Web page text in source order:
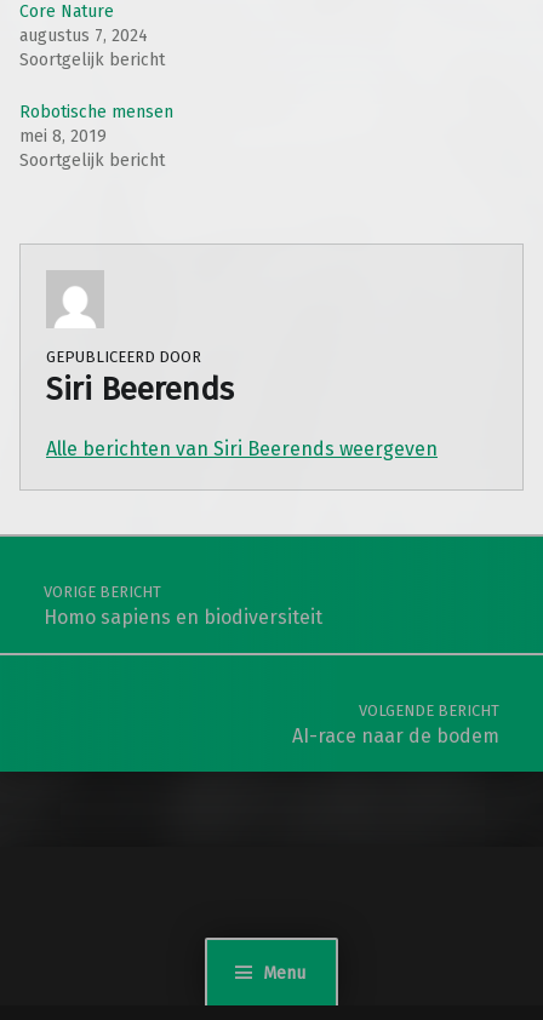
Menu
Core Nature
augustus 7, 2024
Soortgelijk bericht
Robotische mensen
mei 8, 2019
Soortgelijk bericht
GEPUBLICEERD DOOR
Siri Beerends
Alle berichten van Siri Beerends weergeven
Teruggaan naar de hoofdnavigatie
Berichtnavigatie
VORIGE BERICHT
Homo sapiens en biodiversiteit
VOLGENDE BERICHT
AI-race naar de bodem